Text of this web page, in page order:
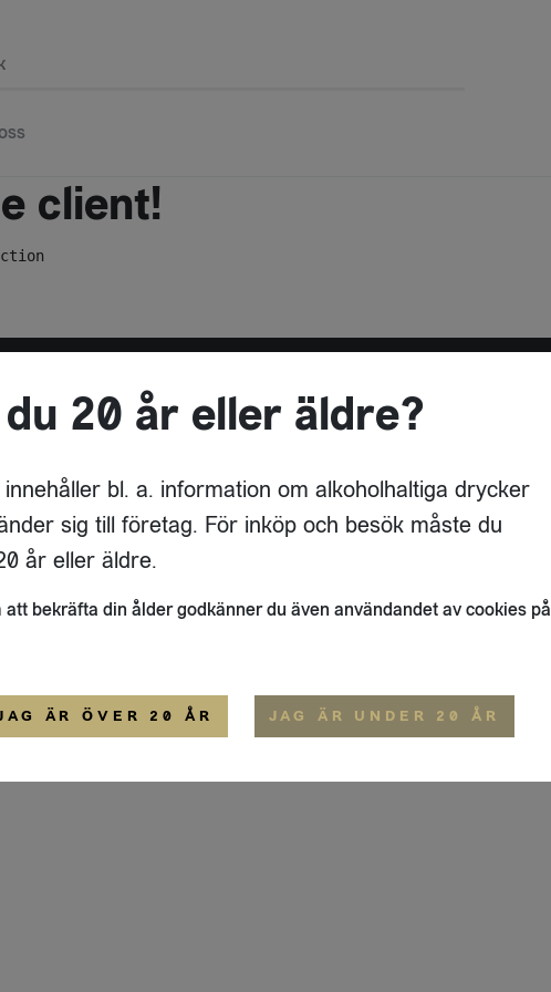
client!
64 D
ÖSTERSUND
20 år eller äldre?
innehåller bl. a. information om alkoholhaltiga drycker
sig till företag. För inköp och besök måste du
år eller äldre.
att bekräfta din ålder godkänner du även användandet av cookies på
ÄR ÖVER 20 ÅR JAG ÄR UNDER 20 ÅR